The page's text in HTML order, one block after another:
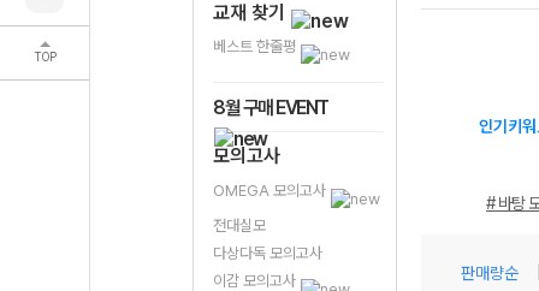
TOP
교재 찾기
베스트 한줄평
8월 구매 EVENT
모의고사
OMEGA 모의고사
전대실모
다상다독 모의고사
이감 모의고사
인기키
# 바탕
판매량순